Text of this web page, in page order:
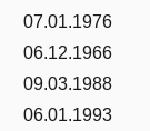
07.01.1976
06.12.1966
09.03.1988
06.01.1993